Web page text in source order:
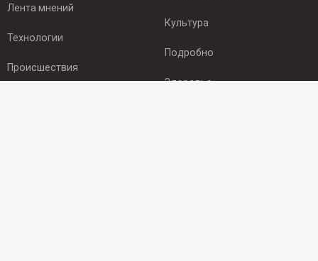
Лента мнений
Технологии
Происшествия
Культура
Подробно
Здоровье